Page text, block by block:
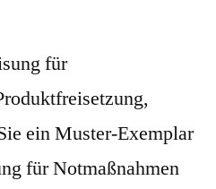
für
ein Muster-Exemplar
für Notmaßnahmen